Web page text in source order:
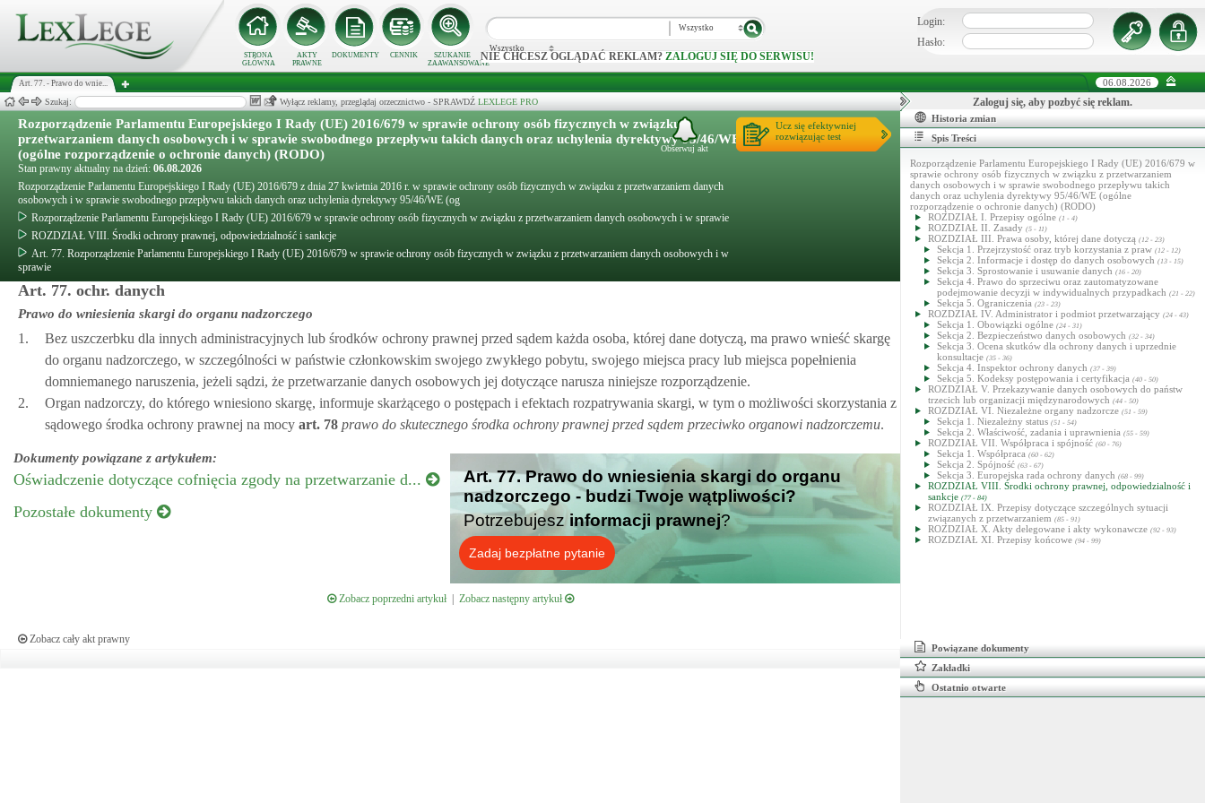
STRONA
GŁÓWNA
AKTY
PRAWNE
DOKUMENTY CENNIK
SZUKANIE
ZAAWANSOWANE
Wszystko
Wszystko
NIE CHCESZ OGLĄDAĆ REKLAM? ZALOGUJ SIĘ DO SERWISU!
Login:
Hasło:
Art. 77. - Prawo do wnie... 06.08.2026
Szukaj: Wyłącz reklamy, przeglądaj orzecznictwo - SPRAWDŹ LEXLEGE PRO
Rozporządzenie Parlamentu Europejskiego I Rady (UE) 2016/679 w sprawie ochrony osób fizycznych w związku z
przetwarzaniem danych osobowych i w sprawie swobodnego przepływu takich danych oraz uchylenia dyrektywy 95/46/WE
(ogólne rozporządzenie o ochronie danych) (RODO)
Stan prawny aktualny na dzień: 06.08.2026
Rozporządzenie Parlamentu Europejskiego I Rady (UE) 2016/679 z dnia 27 kwietnia 2016 r. w sprawie ochrony osób fizycznych w związku z przetwarzaniem danych
osobowych i w sprawie swobodnego przepływu takich danych oraz uchylenia dyrektywy 95/46/WE (og
Rozporządzenie Parlamentu Europejskiego I Rady (UE) 2016/679 w sprawie ochrony osób fizycznych w związku z przetwarzaniem danych osobowych i w sprawie
ROZDZIAŁ VIII. Środki ochrony prawnej, odpowiedzialność i sankcje
Art. 77. Rozporządzenie Parlamentu Europejskiego I Rady (UE) 2016/679 w sprawie ochrony osób fizycznych w związku z przetwarzaniem danych osobowych i w
sprawie
Ucz się efektywniej
rozwiązując test
Obserwuj akt
Art. 77. ochr. danych
Prawo do wniesienia skargi do organu nadzorczego
1.
Bez uszczerbku dla innych administracyjnych lub środków ochrony prawnej przed sądem każda osoba, której dane dotyczą, ma prawo wnieść skargę
do organu nadzorczego, w szczególności w państwie członkowskim swojego zwykłego pobytu, swojego miejsca pracy lub miejsca popełnienia
domniemanego naruszenia, jeżeli sądzi, że przetwarzanie danych osobowych jej dotyczące narusza niniejsze rozporządzenie.
2.
Organ nadzorczy, do którego wniesiono skargę, informuje skarżącego o postępach i efektach rozpatrywania skargi, w tym o możliwości skorzystania z
sądowego środka ochrony prawnej na mocy art. 78 prawo do skutecznego środka ochrony prawnej przed sądem przeciwko organowi nadzorczemu.
Dokumenty powiązane z artykułem:
Oświadczenie dotyczące cofnięcia zgody na przetwarzanie d...
Pozostałe dokumenty
Art. 77. Prawo do wniesienia skargi do organu
nadzorczego - budzi Twoje wątpliwości?
Potrzebujesz informacji prawnej?
Zadaj bezpłatne pytanie
Zobacz poprzedni artykuł| Zobacz następny artykuł
Zobacz cały akt prawny
Zaloguj się, aby pozbyć się reklam.
Historia zmian
Spis Treści
Rozporządzenie Parlamentu Europejskiego I Rady (UE) 2016/679 w
sprawie ochrony osób fizycznych w związku z przetwarzaniem
danych osobowych i w sprawie swobodnego przepływu takich
danych oraz uchylenia dyrektywy 95/46/WE (ogólne
rozporządzenie o ochronie danych) (RODO)
ROZDZIAŁ I. Przepisy ogólne (1 - 4)
ROZDZIAŁ II. Zasady (5 - 11)
ROZDZIAŁ III. Prawa osoby, której dane dotyczą (12 - 23)
Sekcja 1. Przejrzystość oraz tryb korzystania z praw (12 - 12)
Sekcja 2. Informacje i dostęp do danych osobowych (13 - 15)
Sekcja 3. Sprostowanie i usuwanie danych (16 - 20)
Sekcja 4. Prawo do sprzeciwu oraz zautomatyzowane
podejmowanie decyzji w indywidualnych przypadkach (21 - 22)
Sekcja 5. Ograniczenia (23 - 23)
ROZDZIAŁ IV. Administrator i podmiot przetwarzający (24 - 43)
Sekcja 1. Obowiązki ogólne (24 - 31)
Sekcja 2. Bezpieczeństwo danych osobowych (32 - 34)
Sekcja 3. Ocena skutków dla ochrony danych i uprzednie
konsultacje (35 - 36)
Sekcja 4. Inspektor ochrony danych (37 - 39)
Sekcja 5. Kodeksy postępowania i certyfikacja (40 - 50)
ROZDZIAŁ V. Przekazywanie danych osobowych do państw
trzecich lub organizacji międzynarodowych (44 - 50)
ROZDZIAŁ VI. Niezależne organy nadzorcze (51 - 59)
Sekcja 1. Niezależny status (51 - 54)
Sekcja 2. Właściwość, zadania i uprawnienia (55 - 59)
ROZDZIAŁ VII. Współpraca i spójność (60 - 76)
Sekcja 1. Współpraca (60 - 62)
Sekcja 2. Spójność (63 - 67)
Sekcja 3. Europejska rada ochrony danych (68 - 99)
ROZDZIAŁ VIII. Środki ochrony prawnej, odpowiedzialność i
sankcje (77 - 84)
ROZDZIAŁ IX. Przepisy dotyczące szczególnych sytuacji
związanych z przetwarzaniem (85 - 91)
ROZDZIAŁ X. Akty delegowane i akty wykonawcze (92 - 93)
ROZDZIAŁ XI. Przepisy końcowe (94 - 99)
Powiązane dokumenty
Zakładki
Ostatnio otwarte